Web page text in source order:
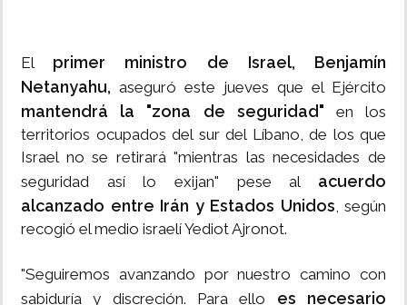
El primer ministro de Israel, Benjamín
Netanyahu, aseguró este jueves que el Ejército
mantendrá la "zona de seguridad" en los
territorios ocupados del sur del Líbano, de los que
Israel no se retirará "mientras las necesidades de
seguridad así lo exijan" pese al acuerdo
alcanzado entre Irán y Estados Unidos, según
recogió el medio israelí Yediot Ajronot.
"Seguiremos avanzando por nuestro camino con
sabiduría y discreción. Para ello es necesario